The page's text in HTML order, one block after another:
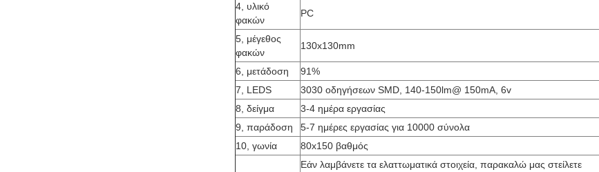
4, υλικό
φακών
PC
5, μέγεθος
φακών
130x130mm
6, μετάδοση
91%
7, LEDS
3030 οδηγήσεων SMD, 140-150lm@ 150mA, 6v
8, δείγμα
3-4 ημέρα εργασίας
9, παράδοση
5-7 ημέρες εργασίας για 10000 σύνολα
10, γωνία
80x150 βαθμός
Εάν λαμβάνετε τα ελαττωματικά στοιχεία, παρακαλώ μας στείλετε